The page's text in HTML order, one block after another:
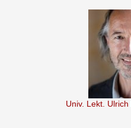
Univ. Lekt.